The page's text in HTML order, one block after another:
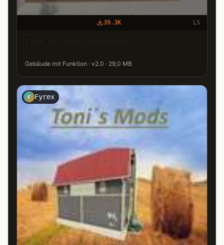
39.3K LS
Gebäude mit Funktion · v2.0 · 29,0 MB
F Fyrex